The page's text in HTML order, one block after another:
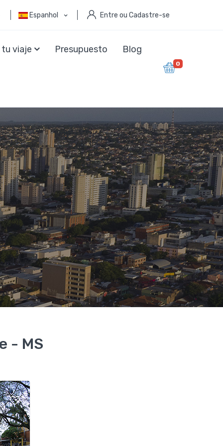
Espanhol Entre ou Cadastre-se
viaje Presupuesto Blog
0
- MS